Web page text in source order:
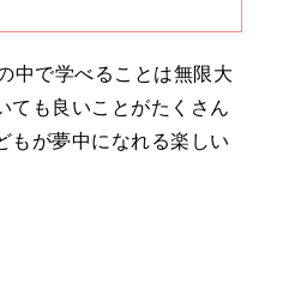
中で学べることは無限大
ても良いことがたくさん
もが夢中になれる楽しい